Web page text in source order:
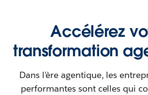
Accélérez
transformation
Dans l'ère agentique, les
performantes sont celles qui